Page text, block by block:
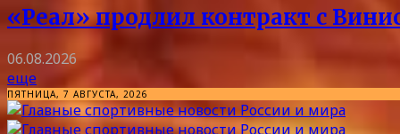
«Реал» продлил контракт с
06.08.2026
еще
ПЯТНИЦА, 7 АВГУСТА, 2026